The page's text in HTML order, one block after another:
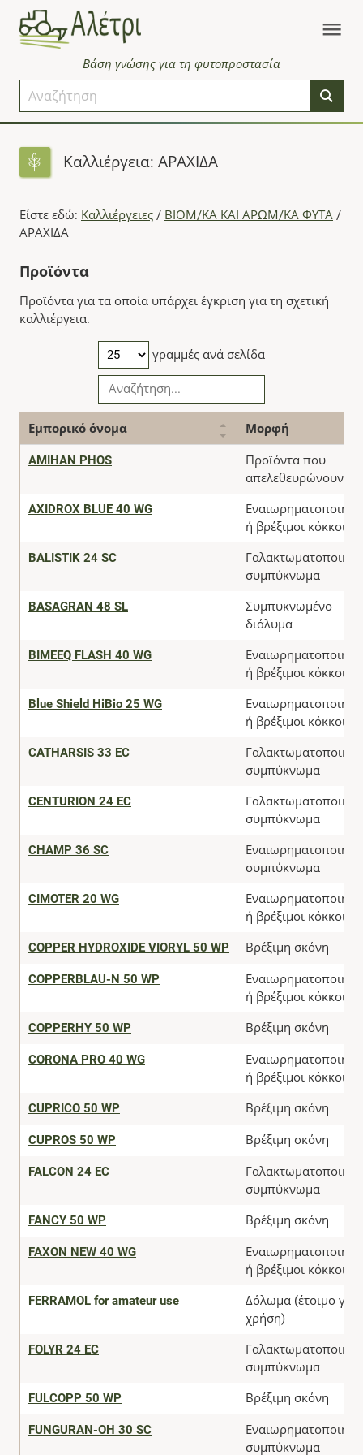
Βάση γνώσης για τη φυτοπροστασία
Καλλιέργεια: ΑΡΑΧΙΔΑ
Είστε εδώ: Καλλιέργειες / ΒΙΟΜ/ΚΑ ΚΑΙ ΑΡΩΜ/ΚΑ ΦΥΤΑ /
ΑΡΑΧΙΔΑ
Προϊόντα
Προϊόντα για τα οποία υπάρχει έγκριση για τη σχετική
καλλιέργεια.
γραμμές ανά σελίδα
Εμπορικό όνομα Μορφή
AMIHAN PHOS
Προϊόντα που
απελεθευρώνουν
AXIDROX BLUE 40 WG
ή βρέξιμοι κόκκοι
BALISTIK 24 SC
συμπύκνωμα
BASAGRAN 48 SL
Συμπυκνωμένο
διάλυμα
BIMEEQ FLASH 40 WG
ή βρέξιμοι κόκκοι
Blue Shield HiBio 25 WG
ή βρέξιμοι κόκκοι
CATHARSIS 33 EC
συμπύκνωμα
CENTURION 24 EC
συμπύκνωμα
CHAMP 36 SC
συμπύκνωμα
CIMOTER 20 WG
ή βρέξιμοι κόκκοι
COPPER HYDROXIDE VIORYL 50 WP Βρέξιμη σκόνη
COPPERBLAU-N 50 WP
ή βρέξιμοι κόκκοι
COPPERHY 50 WP Βρέξιμη σκόνη
CORONA PRO 40 WG
ή βρέξιμοι κόκκοι
CUPRICO 50 WP Βρέξιμη σκόνη
CUPROS 50 WP Βρέξιμη σκόνη
FALCON 24 EC
συμπύκνωμα
FANCY 50 WP Βρέξιμη σκόνη
FAXON NEW 40 WG
ή βρέξιμοι κόκκοι
FERRAMOL for amateur use
Δόλωμα (έτοιμο για
χρήση)
FOLYR 24 EC
συμπύκνωμα
FULCOPP 50 WP Βρέξιμη σκόνη
FUNGURAN-OH 30 SC
συμπύκνωμα